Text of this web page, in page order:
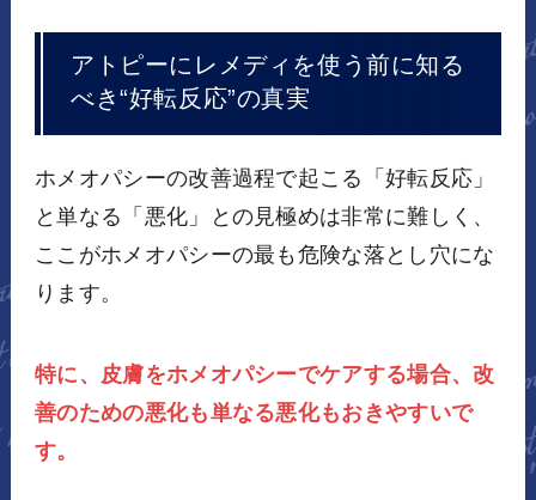
アトピーにレメディを使う前に知る
べき“好転反応”の真実
ホメオパシーの改善過程で起こる「好転反応」
と単なる「悪化」との見極めは非常に難しく、
ここがホメオパシーの最も危険な落とし穴にな
ります。
特に、皮膚をホメオパシーでケアする場合、改
善のための悪化も単なる悪化もおきやすいで
す。